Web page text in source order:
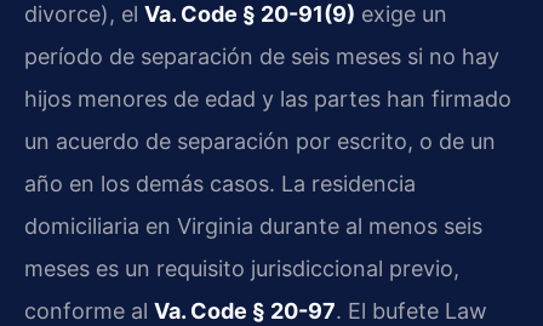
divorce), el Va. Code § 20-91(9) exige un
período de separación de seis meses si no hay
hijos menores de edad y las partes han firmado
un acuerdo de separación por escrito, o de un
año en los demás casos. La residencia
domiciliaria en Virginia durante al menos seis
meses es un requisito jurisdiccional previo,
conforme al Va. Code § 20-97. El bufete Law